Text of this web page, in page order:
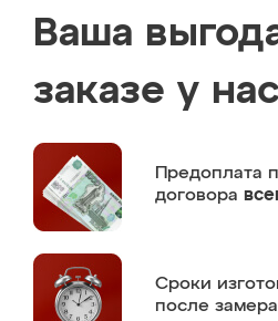
Ваша
заказе у нас
Предоплата
договора
Сроки
после замера